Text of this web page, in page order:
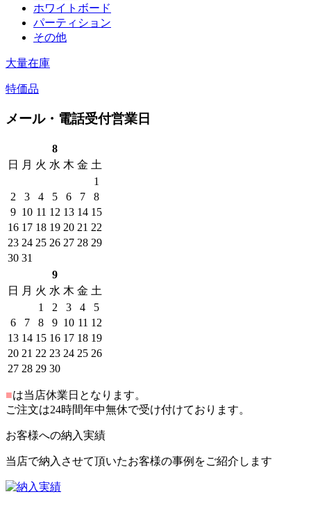
ホワイトボード
パーティション
その他
大量在庫
特価品
メール・電話受付営業日
8
日
月 火 水 木 金 土
1
2
3 4 5 6 7
8
9 10 11 12 13 14 15
16 17 18 19 20 21 22
23 24 25 26 27 28 29
30 31
9
日
月 火 水 木 金 土
1
2 3 4
5
6
7 8 9 10 11 12
13 14 15 16 17 18 19
20 21 22 23 24 25 26
27 28 29 30
■は当店休業日となります。
ご注文は24時間年中無休で受け付けております。
お客様への納入実績
当店で納入させて頂いたお客様の事例をご紹介します